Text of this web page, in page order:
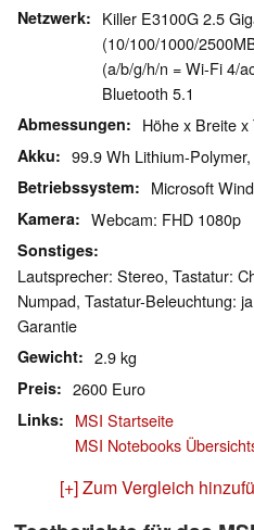
Netzwerk
Killer E3100G 2.5
(10/100/1000/
(a/b/g/h/n = Wi-Fi 4/
Bluetooth 5.1
Abmessungen Höhe x Breite
Akku 99.9 Wh Lithium-
Betriebssystem Microsoft
Kamera Webcam: FHD 1080p
Sonstiges
Lautsprecher: Stereo, Tastatur:
Numpad, Tastatur-Beleuchtung:
Garantie
Gewicht 2.9 kg
Preis 2600 Euro
Links
MSI Startseite
MSI Notebooks
[+] Zum Vergleich